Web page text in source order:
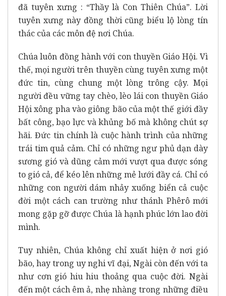
đã tuyên xưng : “Thầy là Con Thiên Chúa”. Lời
tuyên xưng này đồng thời cũng biểu lộ lòng tín
thác của các môn đệ nơi Chúa.
Chúa luôn đồng hành với con thuyền Giáo Hội. Vì
thế, mọi người trên thuyền cùng tuyên xưng một
đức tin, cùng chung một lòng trông cậy. Mọi
người đều vững tay chèo, lèo lái con thuyền Giáo
Hội xông pha vào giông bão của một thế giới đầy
bất công, bạo lực và khủng bố mà không chút sợ
hãi. Đức tin chính là cuộc hành trình của những
trái tim quả cảm. Chỉ có những ngư phủ dạn dày
sương gió và dũng cảm mới vượt qua được sóng
to gió cả, để kéo lên những mẻ lưới đầy cá. Chỉ có
những con người dám nhảy xuống biển cả cuộc
đời một cách can trường như thánh Phêrô mới
mong gặp gỡ được Chúa là hạnh phúc lớn lao đời
mình.
Tuy nhiên, Chúa không chỉ xuất hiện ở nơi gió
bão, hay trong uy nghi vĩ đại, Ngài còn đến với ta
như cơn gió hiu hiu thoảng qua cuộc đời. Ngài
đến một cách êm ả, nhẹ nhàng trong những điều